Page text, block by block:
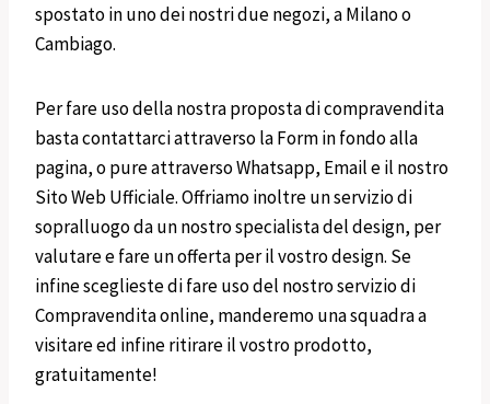
spostato in uno dei nostri due negozi, a Milano o
Cambiago.
Per fare uso della nostra proposta di compravendita
basta contattarci attraverso la Form in fondo alla
pagina, o pure attraverso Whatsapp, Email e il nostro
Sito Web Ufficiale. Offriamo inoltre un servizio di
sopralluogo da un nostro specialista del design, per
valutare e fare un offerta per il vostro design. Se
infine sceglieste di fare uso del nostro servizio di
Compravendita online, manderemo una squadra a
visitare ed infine ritirare il vostro prodotto,
gratuitamente!